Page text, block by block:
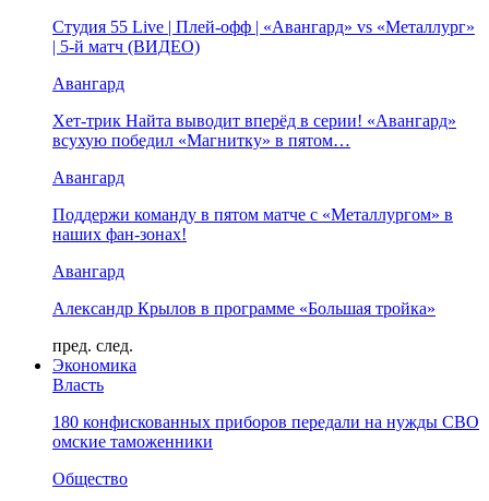
Студия 55 Live | Плей-офф | «Авангард» vs «Металлург»
| 5-й матч (ВИДЕО)
Авангард
Хет-трик Найта выводит вперёд в серии! «Авангард»
всухую победил «Магнитку» в пятом…
Авангард
Поддержи команду в пятом матче с «Металлургом» в
наших фан-зонах!
Авангард
Александр Крылов в программе «Большая тройка»
пред. след.
Экономика
Власть
180 конфискованных приборов передали на нужды СВО
омские таможенники
Общество